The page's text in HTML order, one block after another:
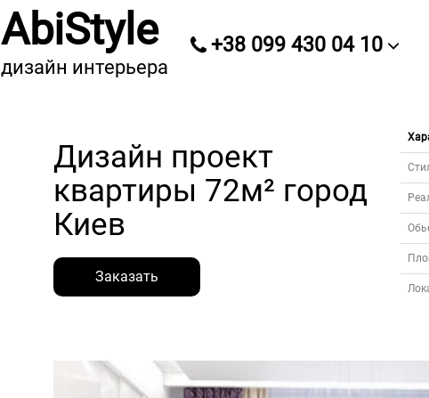
AbiStyle
дизайн интерьера
+38 099 430 04 10
Дизайн проект
квартиры 72м² город
Киев
Заказать